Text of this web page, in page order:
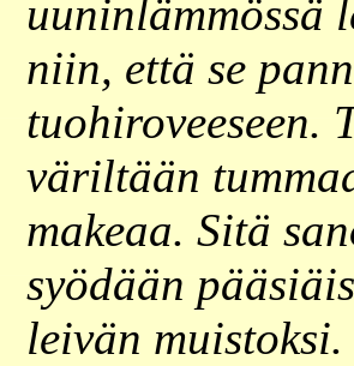
uuninlämmössä
niin, että se
tuohiroveeseen.
väriltään
makeaa. Sitä
syödään
leivän muistoksi.